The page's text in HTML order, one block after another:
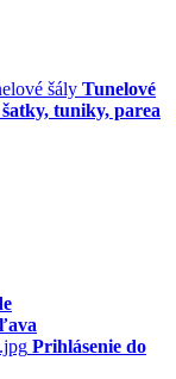
Tunelové
tuniky, parea
Prihlásenie do